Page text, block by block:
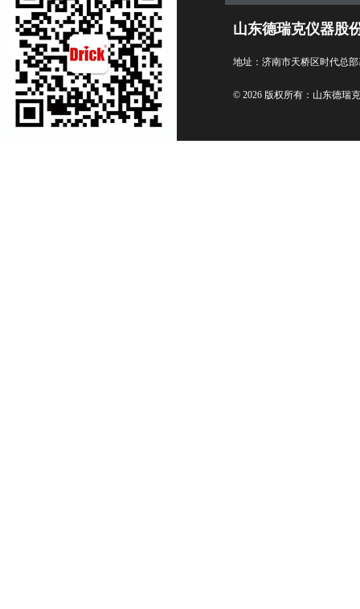
山东德瑞克仪器股
地址：济南市天桥区时代总
© 2026 版权所有：山东德瑞